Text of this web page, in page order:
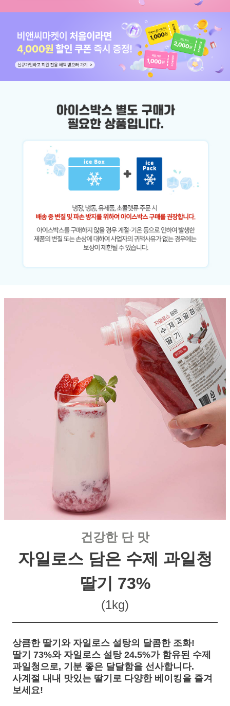
건강한 단 맛
자일로스 담은 수제 과일청
딸기 73%
(1kg)
상큼한 딸기와 자일로스 설탕의 달콤한 조화!
딸기 73%와 자일로스 설탕 24.5%가 함유된 수제
과일청으로, 기분 좋은 달달함을 선사합니다.
사계절 내내 맛있는 딸기로 다양한 베이킹을 즐겨
보세요!